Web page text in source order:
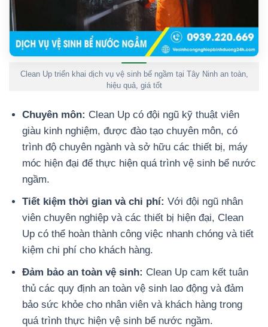
Clean Up triển khai dịch vụ vệ sinh bể ngầm tại Tây Ninh an toàn,
hiệu quả, giá tốt
Chuyên môn: Clean Up có đội ngũ kỹ thuật viên
giàu kinh nghiệm, được đào tạo chuyên môn, có
trình độ chuyên ngành và sở hữu các thiết bị, máy
móc hiện đại để thực hiện quá trình vệ sinh bể nước
ngầm.
Tiết kiệm thời gian và chi phí: Với đội ngũ nhân
viên chuyên nghiệp và các thiết bị hiện đại, Clean
Up có thể hoàn thành công việc nhanh chóng và tiết
kiệm chi phí cho khách hàng.
Đảm bảo an toàn vệ sinh: Clean Up cam kết tuân
thủ các quy định an toàn vệ sinh lao động và đảm
bảo sức khỏe cho nhân viên và khách hàng trong
quá trình thực hiện vệ sinh bể nước ngầm.